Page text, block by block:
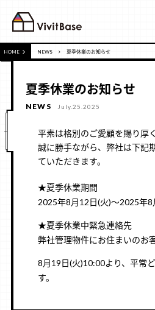
HOME NEWS 夏季休業のお知らせ
夏季休業のお知らせ
NEWS July.25.2025
平素は格別のご愛顧を賜り厚
誠に勝手ながら、弊社は下記
ていただきます。
★夏季休業期間
2025年8月12日(火)～2025年8
★夏季休業中緊急連絡先
弊社管理物件にお住まいのお
8月19日(火)10:00より、平常
す。